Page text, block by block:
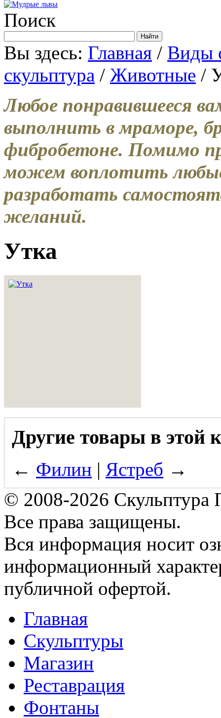
Поиск
Вы здесь: Главная / Виды
скульптура / Животные /
Любое понравившееся
выполнить в мраморе,
фибробетоне. Помимо
можем воплотить
разработать
желаний.
Утка
Другие товары в этой
← Филин | Ястреб →
© 2008-2026 Скульптура
Все права защищены.
Вся информация носит
информационный
публичной офертой.
Главная
Скульптуры
Магазин
Реставрация
Фонтаны